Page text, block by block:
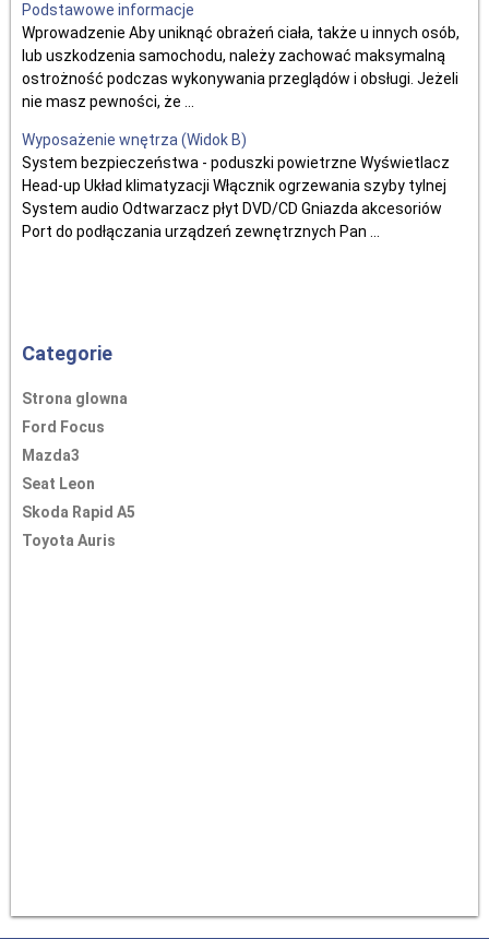
Podstawowe informacje
Wprowadzenie Aby uniknąć obrażeń ciała, także u innych osób,
lub uszkodzenia samochodu, należy zachować maksymalną
ostrożność podczas wykonywania przeglądów i obsługi. Jeżeli
nie masz pewności, że ...
Wyposażenie wnętrza (Widok B)
System bezpieczeństwa - poduszki powietrzne Wyświetlacz
Head-up Układ klimatyzacji Włącznik ogrzewania szyby tylnej
System audio Odtwarzacz płyt DVD/CD Gniazda akcesoriów
Port do podłączania urządzeń zewnętrznych Pan ...
Categorie
Strona glowna
Ford Focus
Mazda3
Seat Leon
Skoda Rapid A5
Toyota Auris